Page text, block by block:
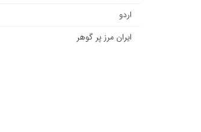
اردو
ایران مرز پر گوهر